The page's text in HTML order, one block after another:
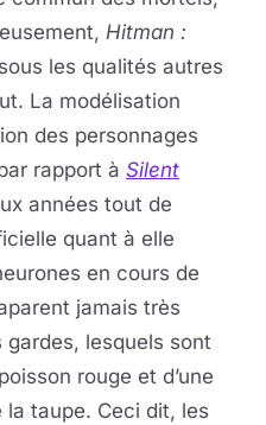
Hitman :
les qualités autres
La modélisation
des personnages
rapport à Silent
années tout de
quant à elle
en cours de
jamais très
gardes, lesquels sont
rouge et d’une
taupe. Ceci dit, les